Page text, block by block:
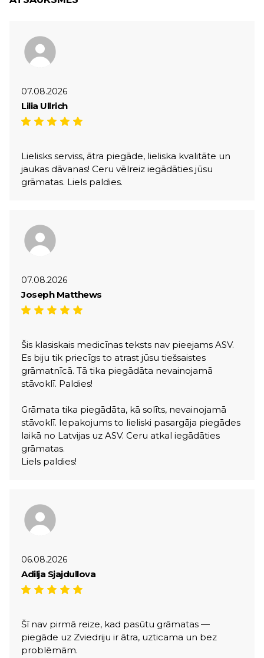
07.08.2026
Lilia Ullrich
Lielisks serviss, ātra piegāde, lieliska kvalitāte un
jaukas dāvanas! Ceru vēlreiz iegādāties jūsu
grāmatas. Liels paldies.
07.08.2026
Joseph Matthews
Šis klasiskais medicīnas teksts nav pieejams ASV.
Es biju tik priecīgs to atrast jūsu tiešsaistes
grāmatnīcā. Tā tika piegādāta nevainojamā
stāvoklī. Paldies!
Grāmata tika piegādāta, kā solīts, nevainojamā
stāvoklī. Iepakojums to lieliski pasargāja piegādes
laikā no Latvijas uz ASV. Ceru atkal iegādāties
grāmatas.
Liels paldies!
06.08.2026
Adilja Sjajdullova
Šī nav pirmā reize, kad pasūtu grāmatas —
piegāde uz Zviedriju ir ātra, uzticama un bez
problēmām.